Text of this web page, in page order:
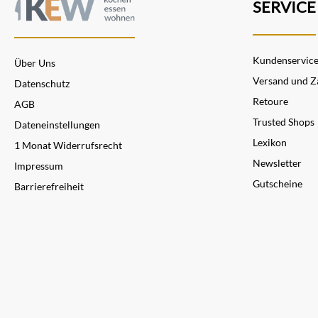
Über Uns
Datenschutz
AGB
Dateneinstellungen
1 Monat Widerrufsrecht
Impressum
Barrierefreiheit
SERVICE
Kundenservice
Versand und
Retoure
Trusted Shops
Lexikon
Newsletter
Gutscheine